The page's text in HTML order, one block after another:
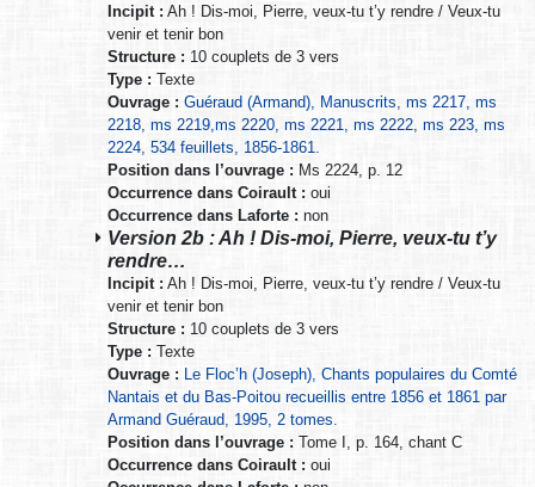
Incipit : Ah ! Dis-moi, Pierre, veux-tu t’y rendre / Veux-tu
venir et tenir bon
Structure : 10 couplets de 3 vers
Type : Texte
Ouvrage : Guéraud (Armand), Manuscrits, ms 2217, ms
2218, ms 2219,ms 2220, ms 2221, ms 2222, ms 223, ms
2224, 534 feuillets, 1856-1861.
Position dans l’ouvrage : Ms 2224, p. 12
Occurrence dans Coirault : oui
Occurrence dans Laforte : non
Version 2b : Ah ! Dis-moi, Pierre, veux-tu t’y
rendre…
Incipit : Ah ! Dis-moi, Pierre, veux-tu t’y rendre / Veux-tu
venir et tenir bon
Structure : 10 couplets de 3 vers
Type : Texte
Ouvrage : Le Floc’h (Joseph), Chants populaires du Comté
Nantais et du Bas-Poitou recueillis entre 1856 et 1861 par
Armand Guéraud, 1995, 2 tomes.
Position dans l’ouvrage : Tome I, p. 164, chant C
Occurrence dans Coirault : oui